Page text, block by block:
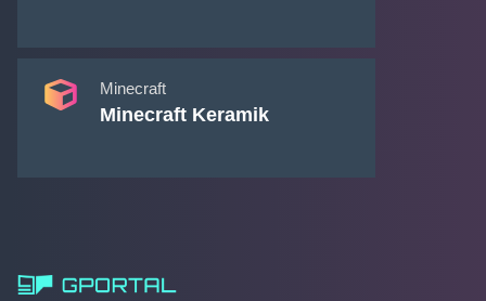
Minecraft
Minecraft Keramik